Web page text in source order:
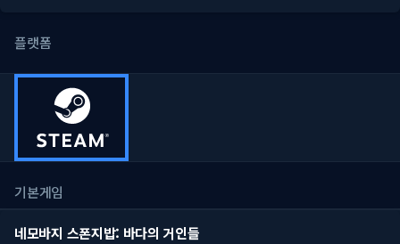
플랫폼
기본게임
네모바지 스폰지밥: 바다의 거인들